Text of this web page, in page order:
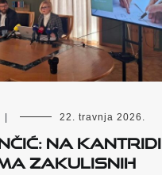
| 22. travnja 2026.
Na Kantridi
zakulisnih